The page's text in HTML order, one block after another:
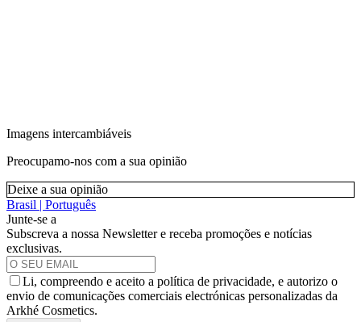
Imagens intercambiáveis
Preocupamo-nos com a sua opinião
Deixe a sua opinião
Brasil | Português
Junte-se a
Subscreva a nossa Newsletter e receba promoções e notícias
exclusivas.
Li, compreendo e aceito a política de privacidade, e autorizo o
envio de comunicações comerciais electrónicas personalizadas da
Arkhé Cosmetics.